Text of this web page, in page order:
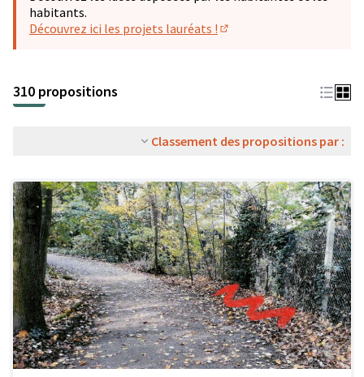
habitants.
Découvrez ici les projets lauréats !
310 propositions
Classement des propositions par :